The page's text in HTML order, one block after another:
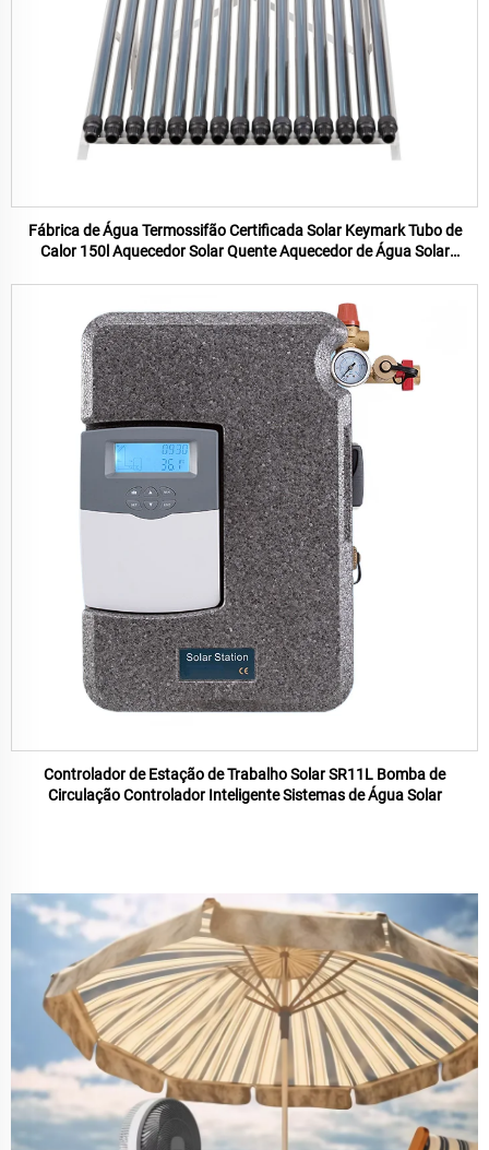
Fábrica de Água Termossifão Certificada Solar Keymark Tubo de
Calor 150l Aquecedor Solar Quente Aquecedor de Água Solar
Controlador de Estação de Trabalho Solar SR11L Bomba de
Circulação Controlador Inteligente Sistemas de Água Solar